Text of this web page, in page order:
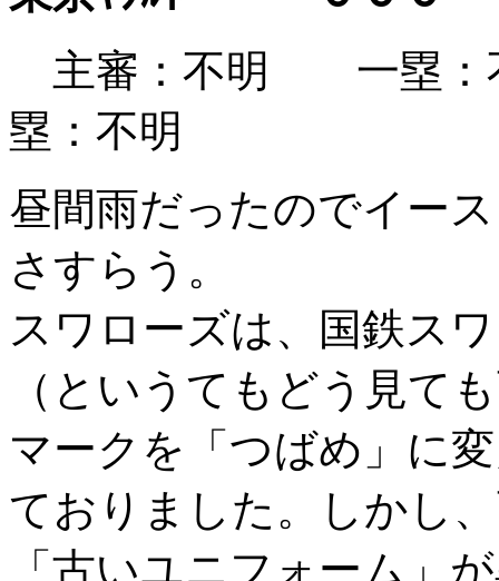
主審：不明 一塁
塁：不明
昼間雨だったのでイー
さすらう。
スワローズは、国鉄ス
（というてもどう見て
マークを「つばめ」に
ておりました。しかし
「古いユニフォーム」